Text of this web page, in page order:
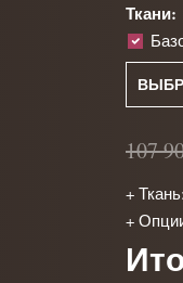
Ткани:
107
+
+